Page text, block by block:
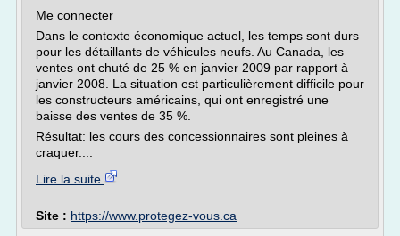
Me connecter
Dans le contexte économique actuel, les temps sont durs
pour les détaillants de véhicules neufs. Au Canada, les
ventes ont chuté de 25 % en janvier 2009 par rapport à
janvier 2008. La situation est particulièrement difficile pour
les constructeurs américains, qui ont enregistré une
baisse des ventes de 35 %.
Résultat: les cours des concessionnaires sont pleines à
craquer....
Lire la suite
Site : https://www.protegez-vous.ca